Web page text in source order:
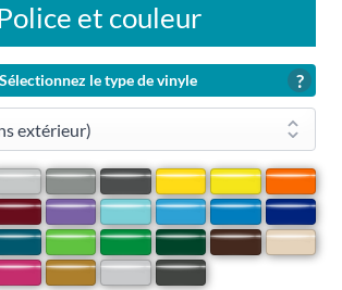
et couleur
Sélectionnez le type de vinyle ?